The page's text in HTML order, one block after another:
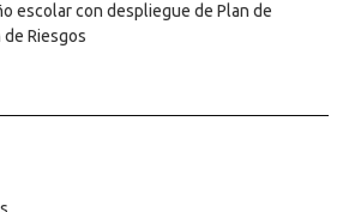
escolar con despliegue de Plan de
Riesgos